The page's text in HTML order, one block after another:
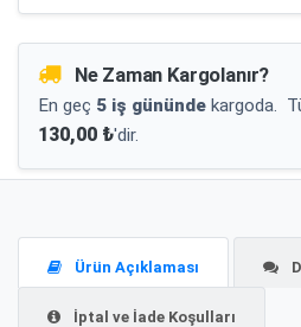
Ne Zaman Kargolanır?
En geç 5 iş gününde kargoda.
130,00 ₺'dir.
Ürün Açıklaması
İptal ve İade Koşulları